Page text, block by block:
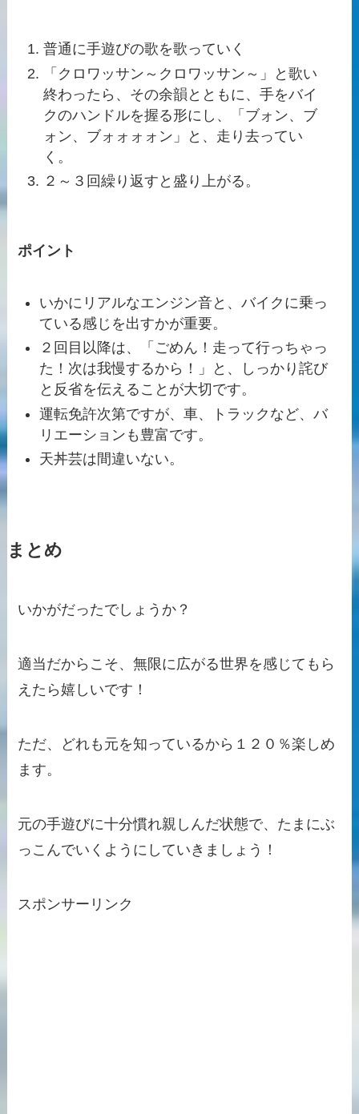
普通に手遊びの歌を歌っていく
「クロワッサン～クロワッサン～」と歌い
終わったら、その余韻とともに、手をバイ
クのハンドルを握る形にし、「ブォン、ブ
ォン、ブォォォォン」と、走り去ってい
く。
２～３回繰り返すと盛り上がる。
ポイント
いかにリアルなエンジン音と、バイクに乗っ
ている感じを出すかが重要。
２回目以降は、「ごめん！走って行っちゃっ
た！次は我慢するから！」と、しっかり詫び
と反省を伝えることが大切です。
運転免許次第ですが、車、トラックなど、バ
リエーションも豊富です。
天丼芸は間違いない。
まとめ
いかがだったでしょうか？
適当だからこそ、無限に広がる世界を感じてもら
えたら嬉しいです！
ただ、どれも元を知っているから１２０％楽しめ
ます。
元の手遊びに十分慣れ親しんだ状態で、たまにぶ
っこんでいく ようにしていきましょう！
スポンサーリンク